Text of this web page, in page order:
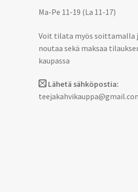
Ma-Pe 11-19 (La 11-17)
Voit tilata myös soittamalla
noutaa sekä maksaa
kaupassa
Lähetä sähköpostia: